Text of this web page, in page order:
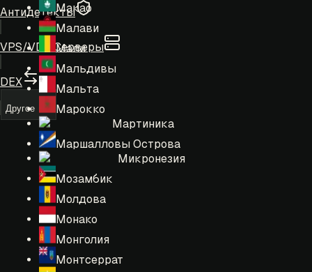
Макао
Малави
Мали
Мальдивы
Мальта
Марокко
Мартиника
Маршалловы Острова
Микронезия
Мозамбик
Молдова
Монако
Монголия
Монтсеррат
Антидетекты
VPS/VDS Серверы
DEX
Другое